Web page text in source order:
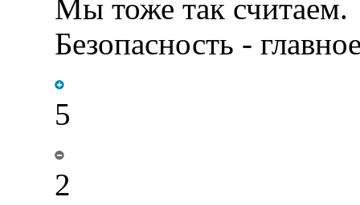
Мы тоже так считаем.
Безопасность -
5
2